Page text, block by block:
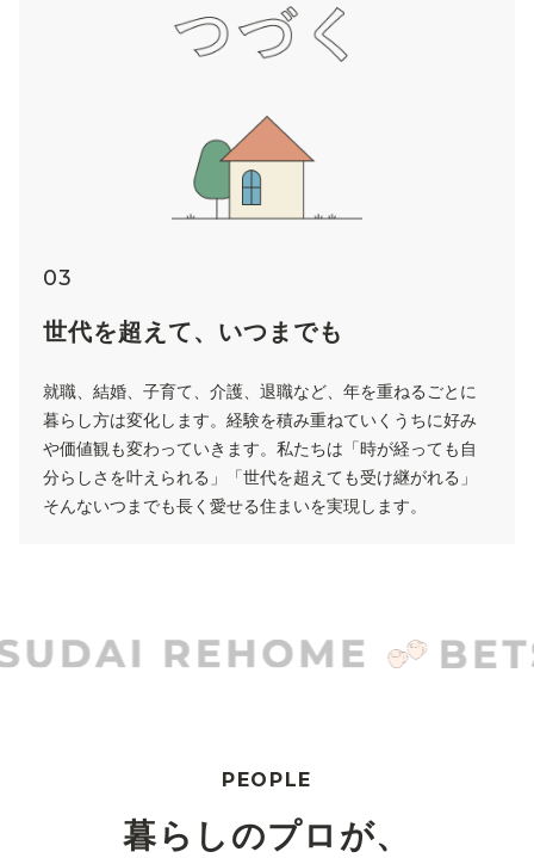
03
世代を超えて、いつまでも
就職、結婚、子育て、介護、退職など、年を重ねるごとに
暮らし方は変化します。経験を積み重ねていくうちに好み
や価値観も変わっていきます。私たちは「時が経っても自
分らしさを叶えられる」「世代を超えても受け継がれる」
そんないつまでも長く愛せる住まいを実現します。
PEOPLE
暮らしのプロが、